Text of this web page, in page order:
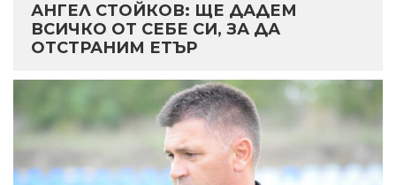
АНГЕЛ СТОЙКОВ: ЩЕ ДАДЕМ
ВСИЧКО ОТ СЕБЕ СИ, ЗА ДА
ОТСТРАНИМ ЕТЪР